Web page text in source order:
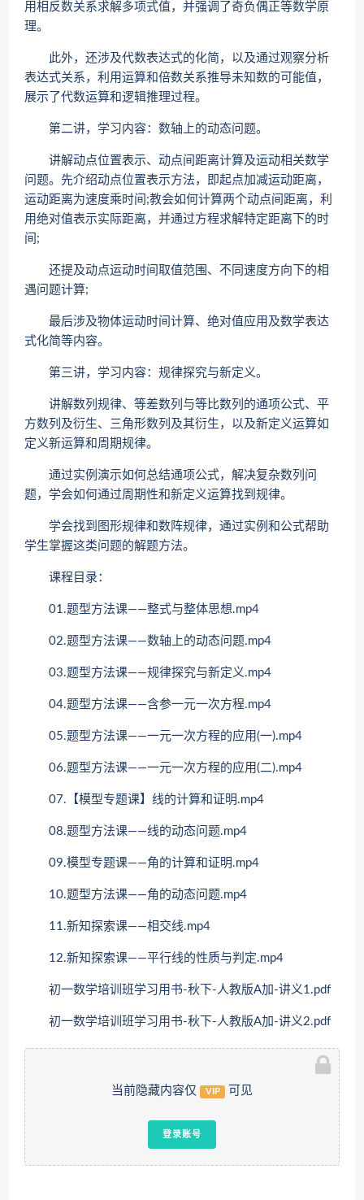
用相反数关系求解多项式值，并强调了奇负偶正等数学原
理。
此外，还涉及代数表达式的化简，以及通过观察分析
表达式关系，利用运算和倍数关系推导未知数的可能值，
展示了代数运算和逻辑推理过程。
第二讲，学习内容：数轴上的动态问题。
讲解动点位置表示、动点间距离计算及运动相关数学
问题。先介绍动点位置表示方法，即起点加减运动距离，
运动距离为速度乘时间;教会如何计算两个动点间距离，利
用绝对值表示实际距离，并通过方程求解特定距离下的时
间;
还提及动点运动时间取值范围、不同速度方向下的相
遇问题计算;
最后涉及物体运动时间计算、绝对值应用及数学表达
式化简等内容。
第三讲，学习内容：规律探究与新定义。
讲解数列规律、等差数列与等比数列的通项公式、平
方数列及衍生、三角形数列及其衍生，以及新定义运算如
定义新运算和周期规律。
通过实例演示如何总结通项公式，解决复杂数列问
题，学会如何通过周期性和新定义运算找到规律。
学会找到图形规律和数阵规律，通过实例和公式帮助
学生掌握这类问题的解题方法。
课程目录：
01.题型方法课——整式与整体思想.mp4
02.题型方法课——数轴上的动态问题.mp4
03.题型方法课——规律探究与新定义.mp4
04.题型方法课——含参一元一次方程.mp4
05.题型方法课——一元一次方程的应用(一).mp4
06.题型方法课——一元一次方程的应用(二).mp4
07.【模型专题课】线的计算和证明.mp4
08.题型方法课——线的动态问题.mp4
09.模型专题课——角的计算和证明.mp4
10.题型方法课——角的动态问题.mp4
11.新知探索课——相交线.mp4
12.新知探索课——平行线的性质与判定.mp4
初一数学培训班学习用书-秋下-人教版A加-讲义1.pdf
初一数学培训班学习用书-秋下-人教版A加-讲义2.pdf
当前隐藏内容仅 VIP 可见
登录账号